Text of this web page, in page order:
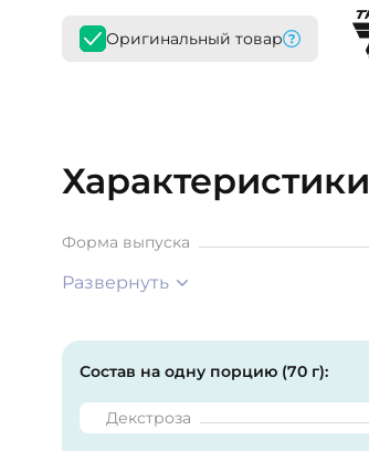
Оригинальный товар
Характеристики
Форма выпуска
Развернуть
Состав на одну порцию (70 г):
Декстроза